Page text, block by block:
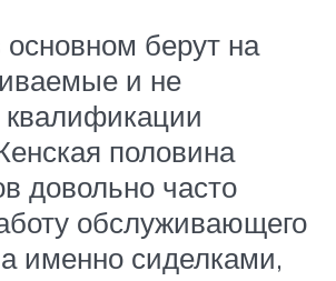
берут на
и не
половина
довольно часто
обслуживающего
именно сиделками,